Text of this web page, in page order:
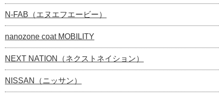
N-FAB（エヌエフエービー）
nanozone coat MOBILITY
NEXT NATION（ネクストネイション）
NISSAN（ニッサン）